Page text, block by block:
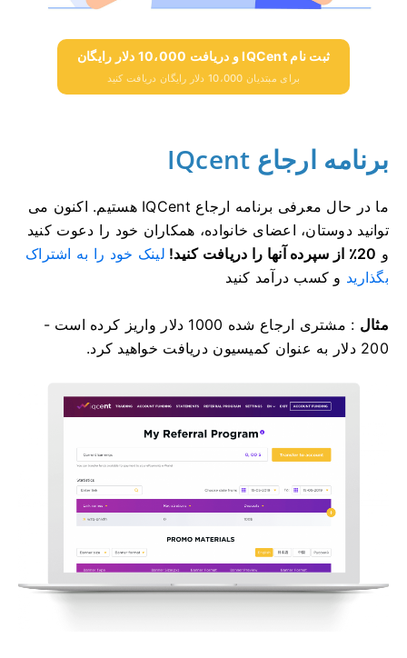
ثبت نام IQCent و دریافت 10،000 دلار رایگان
برای مبتدیان 10،000 دلار رایگان دریافت کنید
برنامه ارجاع IQcent
ما در حال معرفی برنامه ارجاع IQCent هستیم.
اکنون می
توانید دوستان، اعضای خانواده، همکاران خود را دعوت کنید
و 20٪ از سپرده آنها را دریافت کنید!
لینک خود را به اشتراک
بگذارید و کسب درآمد کنید
مثال
: مشتری ارجاع شده 1000 دلار واریز کرده است -
200 دلار به عنوان کمیسیون دریافت خواهید کرد.